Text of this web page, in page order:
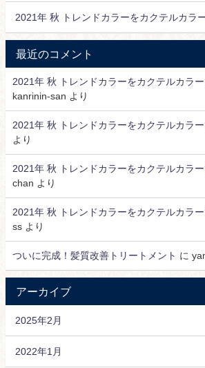
2021年 秋 トレンドカラーをカクテルカラ
最近のコメント
2021年 秋 トレンドカラーをカクテルカラ
kanrinin-san より
2021年 秋 トレンドカラーをカクテルカラ
より
2021年 秋 トレンドカラーをカクテルカラ
chan より
2021年 秋 トレンドカラーをカクテルカラ
ss より
ついに完成！髪質改善トリートメント に
アーカイブ
2025年2月
2022年1月